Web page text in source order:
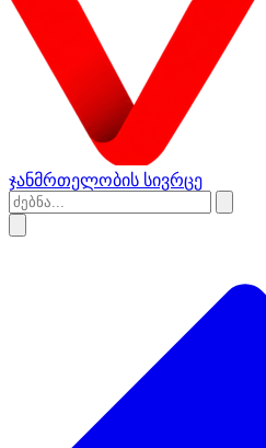
ჯანმრთელობის სივრცე